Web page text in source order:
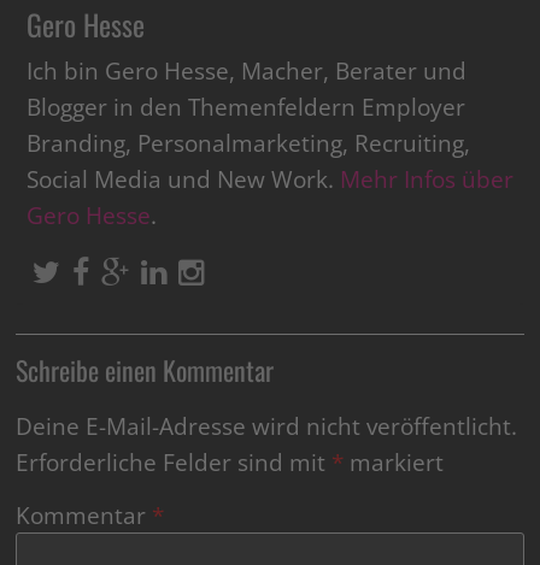
Gero Hesse
Ich bin Gero Hesse, Macher, Berater und
Blogger in den Themenfeldern Employer
Branding, Personalmarketing, Recruiting,
Social Media und New Work. Mehr Infos über
Gero Hesse.
Schreibe einen Kommentar
Deine E-Mail-Adresse wird nicht veröffentlicht.
Erforderliche Felder sind mit * markiert
Kommentar *